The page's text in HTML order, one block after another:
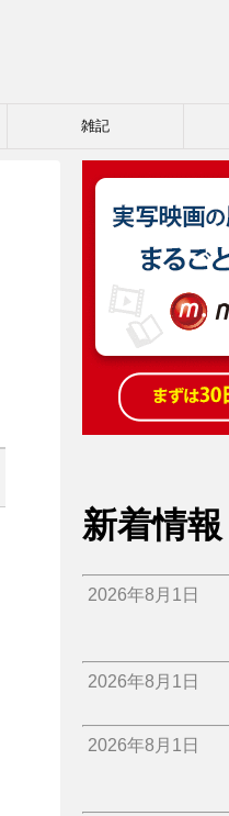
雑記
新着情報
2026年8月1日
2026年8月1日
2026年8月1日